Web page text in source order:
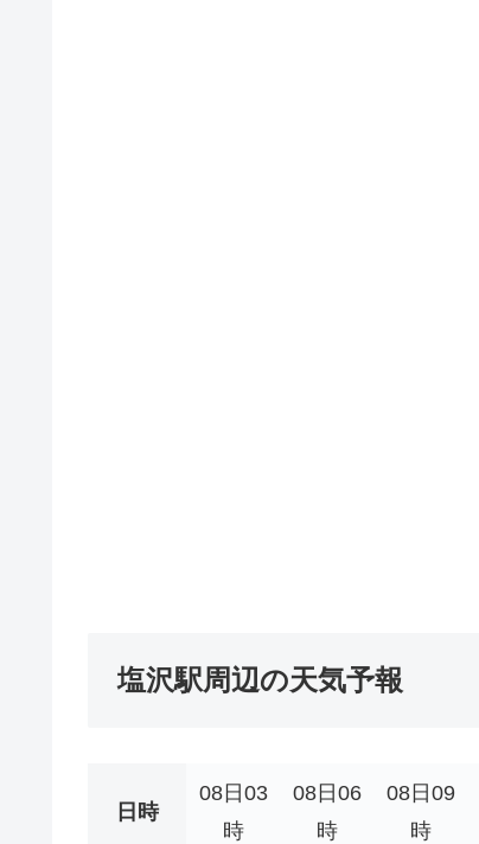
塩沢駅周辺の天気予報
日時
08日03
時
08日06
時
08日09
時